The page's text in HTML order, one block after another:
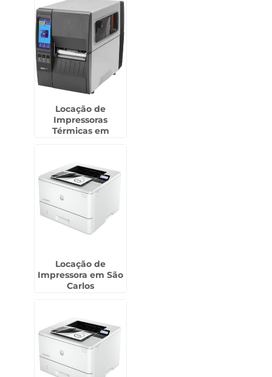
Locação de
Impressoras
Térmicas em
Locação de
Impressora em São
Carlos